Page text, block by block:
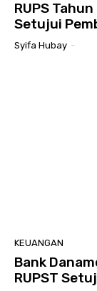
RUPS
Setujui
Syifa Hubay -
KEUANGAN
Bank
RUPST